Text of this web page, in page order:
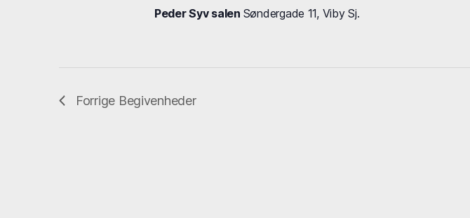
Peder Syv salen Søndergade 11, Viby Sj.
Forrige Begivenheder